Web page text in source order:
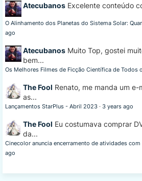
Atecubanos Excelente conteúdo
O Alinhamento dos Planetas do Sistema Solar:
ago
Atecubanos Muito Top, gostei
bem...
Os Melhores Filmes de Ficção Científica de Todos
The Fool Renato, me manda um
as...
Lançamentos StarPlus - Abril 2023 · 3 years ago
The Fool Eu costumava comprar
da...
Cinecolor anuncia encerramento de atividades
ago